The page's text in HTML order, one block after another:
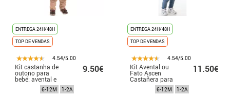
ENTREGA 24H/48H
TOP DE VENDAS
4.54/5.00
Kit castanha de
outono para
bebé: avental e
9.50€
6-12M 1-2A
ENTREGA 24H/48H
TOP DE VENDAS
4.54/5.00
Kit Avental ou
Fato Ascen
Castañera para
11.50€
6-12M 1-2A